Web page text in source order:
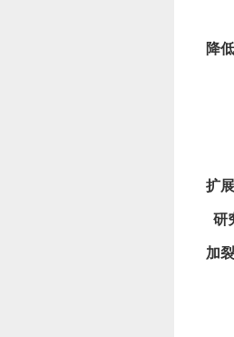
降
扩
研
加